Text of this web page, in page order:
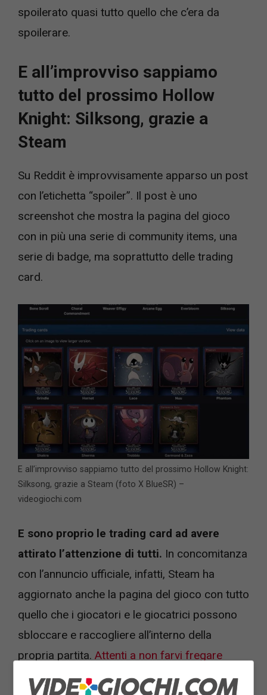
spoilerato quasi tutto quello che c’era da
spoilerare.
E all’improvviso sappiamo
tutto del prossimo Hollow
Knight: Silksong, grazie a
Steam
Su Reddit è improvvisamente apparso un post
con l’etichetta “spoiler”. Il post è uno
screenshot che mostra la pagina del gioco
con in più una serie di community items, una
serie di badge, ma soprattutto delle trading
card.
E all’improvviso sappiamo tutto del prossimo Hollow Knight:
Silksong, grazie a Steam (foto X BlueSR) –
videogiochi.com
E sono proprio le trading card ad avere
attirato l’attenzione di tutti. In concomitanza
con l’annuncio ufficiale, infatti, Steam ha
aggiornato anche la pagina del gioco con tutto
quello che i giocatori e le giocatrici possono
sbloccare e raccogliere all’interno della
propria partita. Attenti a non farvi fregare
come i fan dei dinosauri.